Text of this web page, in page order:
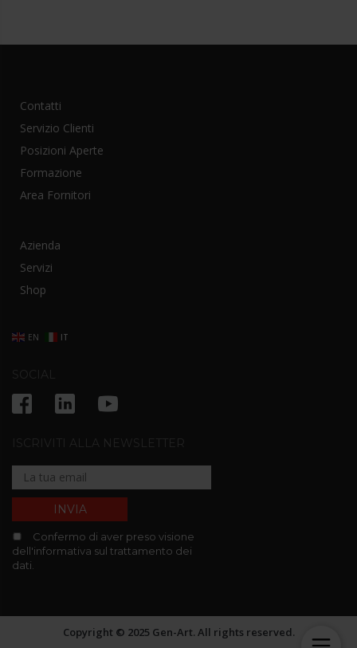
Contatti
Servizio Clienti
Posizioni Aperte
Formazione
Area Fornitori
Azienda
Servizi
Shop
EN IT
SOCIAL
ISCRIVITI ALLA NEWSLETTER
Confermo di aver preso visione
dell'informativa sul trattamento dei
dati.
Copyright © 2025 Gen-Art. All rights reserved.